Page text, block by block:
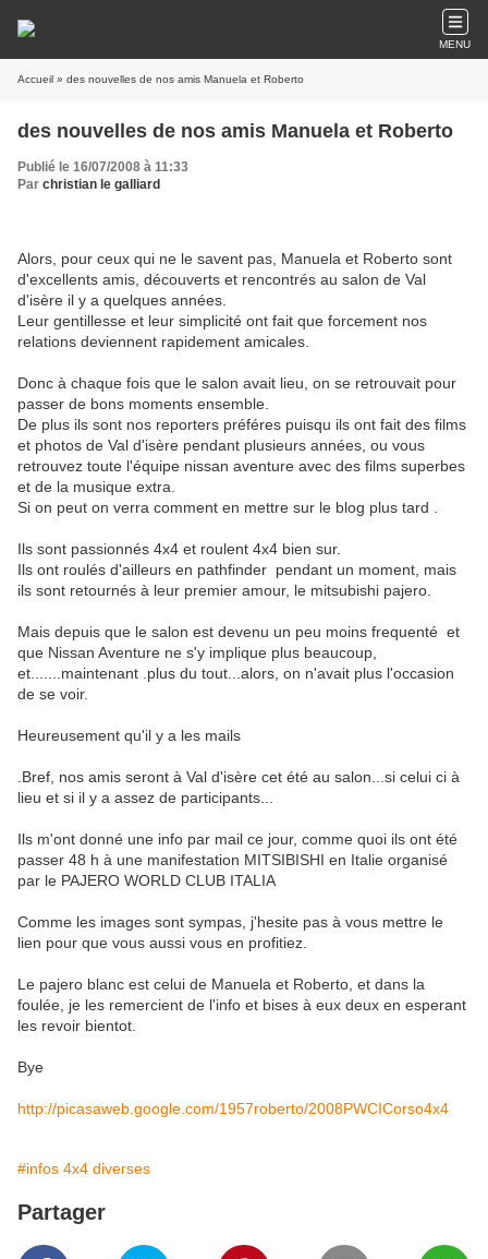
MENU
Accueil » des nouvelles de nos amis Manuela et Roberto
des nouvelles de nos amis Manuela et Roberto
Publié le 16/07/2008 à 11:33
Par christian le galliard
Alors, pour ceux qui ne le savent pas, Manuela et Roberto sont
d'excellents amis, découverts et rencontrés au salon de Val
d'isère il y a quelques années.
Leur gentillesse et leur simplicité ont fait que forcement nos
relations deviennent rapidement amicales.
Donc à chaque fois que le salon avait lieu, on se retrouvait pour
passer de bons moments ensemble.
De plus ils sont nos reporters préféres puisqu ils ont fait des films
et photos de Val d'isère pendant plusieurs années, ou vous
retrouvez toute l'équipe nissan aventure avec des films superbes
et de la musique extra.
Si on peut on verra comment en mettre sur le blog plus tard .
Ils sont passionnés 4x4 et roulent 4x4 bien sur.
Ils ont roulés d'ailleurs en pathfinder pendant un moment, mais
ils sont retournés à leur premier amour, le mitsubishi pajero.
Mais depuis que le salon est devenu un peu moins frequenté et
que Nissan Aventure ne s'y implique plus beaucoup,
et.......maintenant .plus du tout...alors, on n'avait plus l'occasion
de se voir.
Heureusement qu'il y a les mails
.Bref, nos amis seront à Val d'isère cet été au salon...si celui ci à
lieu et si il y a assez de participants...
Ils m'ont donné une info par mail ce jour, comme quoi ils ont été
passer 48 h à une manifestation MITSIBISHI en Italie organisé
par le PAJERO WORLD CLUB ITALIA
Comme les images sont sympas, j'hesite pas à vous mettre le
lien pour que vous aussi vous en profitiez.
Le pajero blanc est celui de Manuela et Roberto, et dans la
foulée, je les remercient de l'info et bises à eux deux en esperant
les revoir bientot.
Bye
http://picasaweb.google.com/1957roberto/2008PWCICorso4x4
#infos 4x4 diverses
Partager